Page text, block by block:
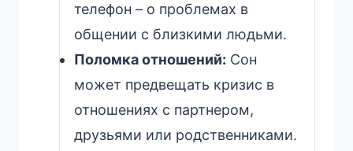
телефон – о проблемах в
общении с близкими людьми.
Поломка отношений: Сон
может предвещать кризис в
отношениях с партнером,
друзьями или родственниками.